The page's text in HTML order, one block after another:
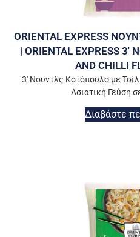
ORIENTAL EXPRESS
| ORIENTAL EXPRESS 3′
AND CHILLI
3′ Νουντλς Κοτόπουλο με
Ασιατική Γεύση
Διαβάστε